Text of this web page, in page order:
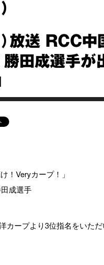
放送 RCC中
田成選手が
！Veryカープ！」
成選手
カープより3位指名をいた